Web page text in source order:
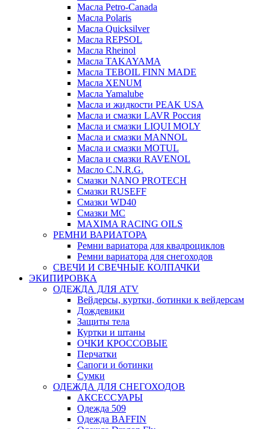
Масла Petro-Canada
Масла Polaris
Масла Quicksilver
Масла REPSOL
Масла Rheinol
Масла TAKAYAMA
Масла TEBOIL FINN MADE
Масла XENUM
Масла Yamalube
Масла и жидкости PEAK USA
Масла и смазки LAVR Россия
Масла и смазки LIQUI MOLY
Масла и смазки MANNOL
Масла и смазки MOTUL
Масла и смазки RAVENOL
Масло C.N.R.G.
Смазки NANO PROTECH
Смазки RUSEFF
Смазки WD40
Смазки МС
MAXIMA RACING OILS
РЕМНИ ВАРИАТОРА
Ремни вариатора для квадроциклов
Ремни вариатора для снегоходов
СВЕЧИ И СВЕЧНЫЕ КОЛПАЧКИ
ЭКИПИРОВКА
ОДЕЖДА ДЛЯ ATV
Вейдерсы, куртки, ботинки к вейдерсам
Дождевики
Защиты тела
Куртки и штаны
ОЧКИ КРОССОВЫЕ
Перчатки
Сапоги и ботинки
Сумки
ОДЕЖДА ДЛЯ СНЕГОХОДОВ
АКСЕССУАРЫ
Одежда 509
Одежда BAFFIN